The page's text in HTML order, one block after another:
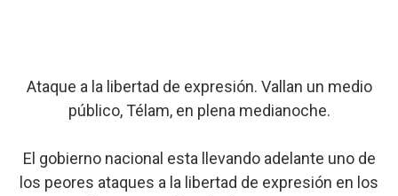
Ataque a la libertad de expresión. Vallan un medio
público, Télam, en plena medianoche.
El gobierno nacional esta llevando adelante uno de
los peores ataques a la libertad de expresión en los